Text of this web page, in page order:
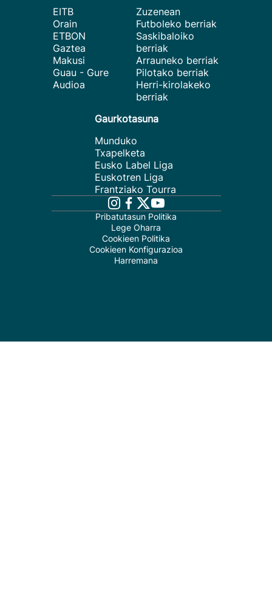
EITB
Orain
ETBON
Gaztea
Makusi
Guau - Gure
Audioa
Zuzenean
Futboleko berriak
Saskibaloiko
berriak
Arrauneko berriak
Pilotako berriak
Herri-kirolakeko
berriak
Gaurkotasuna
Munduko
Txapelketa
Eusko Label Liga
Euskotren Liga
Frantziako Tourra
Pribatutasun Politika
Lege Oharra
Cookieen Politika
Cookieen Konfigurazioa
Harremana